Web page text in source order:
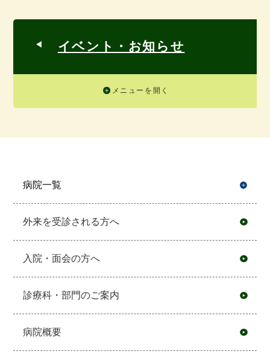
イベント・お知らせ
メニューを開く
病院一覧
外来を受診される方へ
入院・面会の方へ
診療科・部門のご案内
病院概要